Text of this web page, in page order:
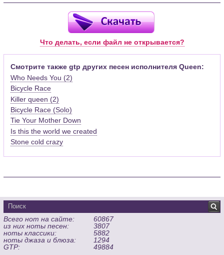
Для открытия нот этого формата Вам необходимо
установить у себя на рабочем компьютере программу Guitar
Pro (желательно, последней версии). Скачать её можно с
официального сайта программы (Скачать) или найти
Функционал программы:
Запись музыкальных произведений для гитары, бас-гитары,
банджо и множества других инструментов и ансамблей в
виде табулатур или нотной графики (при создании
табулатуры отображается соответствующая ей строчка с
нотами и наоборот);
Создание произведений для духовых, струнных, клавишных
Создание партий для барабанов и перкуссии;
дорожек с партией вокала;
гитары;
Экспортирование музыкальных партитур в MIDI, ASCII,
MusicXML, WAV, PNG, PDF, GP5 (в Guitar Pro 6), подготовка к
печати;
Импортирование из MIDI, ASCII,MusicXML, Power Tab (.ptb),
TablEdit (.tef)
Что делать, если файл не открывается?
Смотрите также gtp других песен исполнителя Queen:
Who Needs You (2)
Bicycle Race
Killer queen (2)
Bicycle Race (Solo)
Tie Your Mother Down
Is this the world we created
Stone cold crazy
Всего нот на сайте:
60867
из них ноты песен:
3807
ноты классики:
5882
ноты джаза и блюза:
1294
GTP:
49884